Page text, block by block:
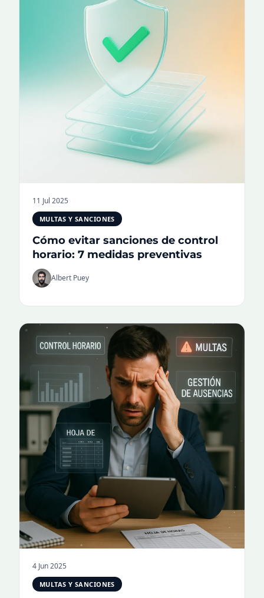
11 Jul 2025
MULTAS Y SANCIONES
Cómo evitar sanciones de control
horario: 7 medidas preventivas
Albert Puey
4 Jun 2025
MULTAS Y SANCIONES